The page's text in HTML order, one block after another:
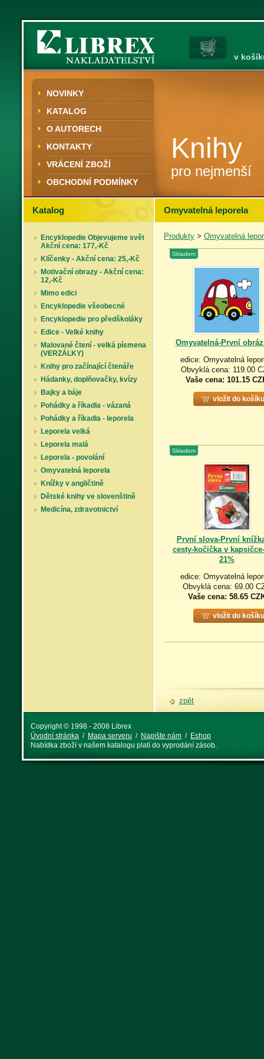
v
Knihy
pro nejmenší
NOVINKY
KATALOG
O AUTORECH
KONTAKTY
VRÁCENÍ ZBOŽÍ
OBCHODNÍ PODMÍNKY
Katalog
Encyklopedie Objevujeme svět
Akční cena: 177,-Kč
Klíčenky - Akční cena: 25,-Kč
Motivační obrazy - Akční cena:
12,-Kč
Mimo edici
Encyklopedie všeobecné
Encyklopedie pro předškoláky
Edice - Velké knihy
Malované čtení - velká písmena
(VERZÁLKY)
Knihy pro začínající čtenáře
Hádanky, doplňovačky, kvízy
Bajky a báje
Pohádky a říkadla - vázaná
Pohádky a říkadla - leporela
Leporela velká
Leporela malá
Leporela - povolání
Omyvatelná leporela
Knížky v angličtině
Dětské knihy ve slovenštině
Medicína, zdravotnictví
Omyvatelná leporela
Produkty > Omyvatelná
Skladem
Omyvatelná-První
edice: Omyvatelná
Obvyklá cena: 119.00
Vaše cena: 101.15
vložit do košíku
Skladem
První slova-První
cesty-kočička v
21%
edice: Omyvatelná
Obvyklá cena: 69.00
Vaše cena: 58.65
vložit do košíku
zpět
Copyright © 1998 - 2008 Librex
Úvodní stránka / Mapa serveru / Napište nám / Eshop
Nabídka zboží v našem katalogu platí do vyprodání zásob.